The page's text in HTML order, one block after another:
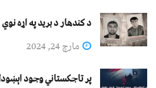
د کندهار د برید په اړه
مارچ 24, 2024
پر تاجکستاني وجود